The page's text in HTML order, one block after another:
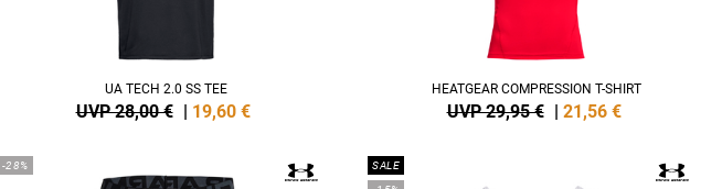
UA TECH 2.0 SS TEE
UVP 28,00 € | 19,60 €
HEATGEAR COMPRESSION T-SHIRT
UVP 29,95 € | 21,56 €
-28%
SALE